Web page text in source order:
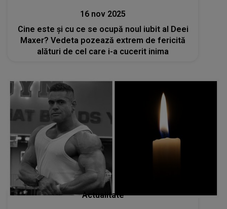
16 nov 2025
Cine este și cu ce se ocupă noul iubit al Deei
Maxer? Vedeta pozează extrem de fericită
alături de cel care i-a cucerit inima
Actualitate